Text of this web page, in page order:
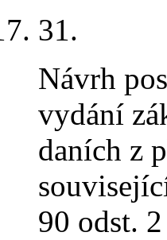
31.
Návrh
vydání
daních z
90 odst. 2